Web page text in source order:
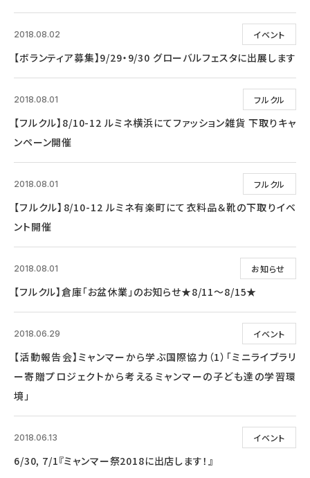
イベント
2018.08.02
【ボランティア募集】9/29・9/30 グローバルフェスタに出展します
フルクル
2018.08.01
【フルクル】8/10-12 ルミネ横浜にてファッション雑貨 下取りキャ
ンペーン開催
フルクル
2018.08.01
【フルクル】8/10-12 ルミネ有楽町にて衣料品＆靴の下取りイベ
ント開催
お知らせ
2018.08.01
【フルクル】倉庫「お盆休業」のお知らせ★8/11～8/15★
イベント
2018.06.29
【活動報告会】ミャンマーから学ぶ国際協力（1）「ミニライブラリ
ー寄贈プロジェクトから考えるミャンマーの子ども達の学習環
境」
イベント
2018.06.13
6/30, 7/1『ミャンマー祭2018に出店します！』